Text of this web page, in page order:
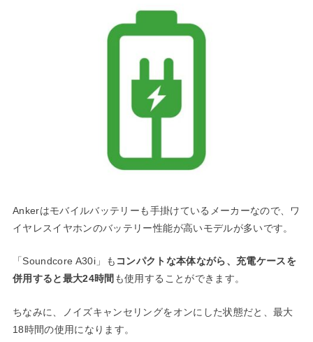
Ankerはモバイルバッテリーも手掛けているメーカーなので、ワ
イヤレスイヤホンのバッテリー性能が高いモデルが多いです。
「Soundcore A30i」も コンパクトな本体ながら、充電ケースを
併用すると最大24時間 も使用することができます。
ちなみに、ノイズキャンセリングをオンにした状態だと、最大
18時間の使用になります。